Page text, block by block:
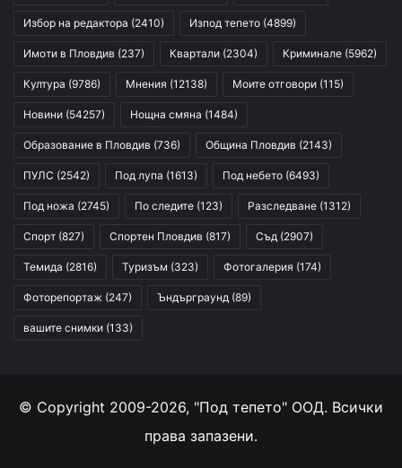
Избор на редактора (2410) Изпод тепето (4899)
Имоти в Пловдив (237) Квартали (2304) Криминале (5962)
Култура (9786) Мнения (12138) Моите отговори (115)
Новини (54257) Нощна смяна (1484)
Образование в Пловдив (736) Община Пловдив (2143)
ПУЛС (2542) Под лупа (1613) Под небето (6493)
Под ножа (2745) По следите (123) Разследване (1312)
Спорт (827) Спортен Пловдив (817) Съд (2907)
Темида (2816) Туризъм (323) Фотогалерия (174)
Фоторепортаж (247) Ъндърграунд (89)
вашите снимки (133)
© Copyright 2009-2026, "Под тепето" ООД. Всички
права запазени.